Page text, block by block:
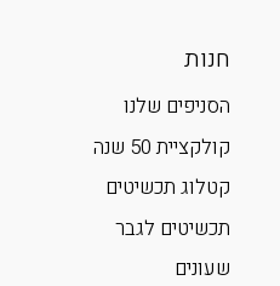
חנות
הסניפים שלנו
קולקציית 50 שנה
קטלוג תכשיטים
תכשיטים לגבר
שעונים